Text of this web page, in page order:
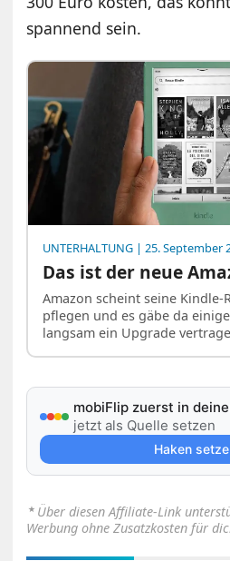
spannend sein.
UNTERHALTUNG | 25. September
Das ist der neue
Amazon scheint seine Kindle-
pflegen und es gäbe da
langsam ein Upgrade
mobiFlip zuerst in
jetzt als Quelle setzen
Haken
⋆ Über diesen Affiliate-Link
Werbung ohne Zusatzkosten für